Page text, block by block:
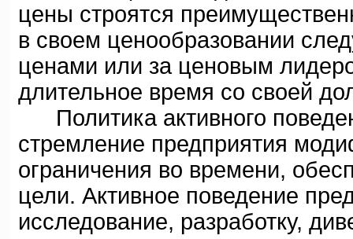
цены строятся
в своем ценообразовании
ценами или за ценовым
длительное время со своей
Политика активного
стремление предприятия
ограничения во времени,
цели. Активное поведение
исследование, разработку,